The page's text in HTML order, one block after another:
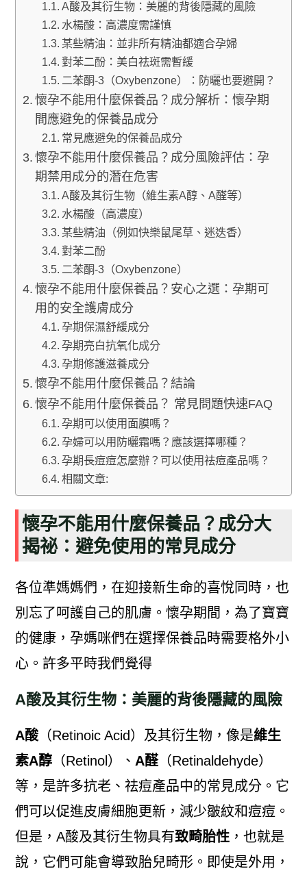
A酸及其衍生物：美麗的背後隱藏的風險
水楊酸：高濃度需謹慎
某些精油：並非所有精油都適合孕婦
對苯二酚：美白祛斑需暫緩
二苯酮-3（Oxybenzone）：防曬也要避開？
懷孕不能用什麼保養品？成分解析：懷孕期
間應避免的保養品成分
常見應避免的保養品成分
懷孕不能用什麼保養品？成分風險評估：孕
期禁用成分的潛在危害
A酸及其衍生物（維生素A醇、A醛等）
水楊酸（高濃度）
某些精油（例如快樂鼠尾草、迷迭香）
對苯二酚
二苯酮-3（Oxybenzone）
懷孕不能用什麼保養品？安心之選：孕期可
用的安全護膚成分
孕期保濕舒緩成分
孕期亮白抗氧化成分
孕期修護滋養成分
懷孕不能用什麼保養品？結論
懷孕不能用什麼保養品？ 常見問題快速FAQ
孕期可以使用面膜嗎？
孕婦可以用防曬霜嗎？應該選擇哪種？
孕期長痘痘怎麼辦？可以使用祛痘產品嗎？
相關文章:
懷孕不能用什麼保養品？成分大
揭祕：避免使用的常見成分
各位準媽媽們，在迎接新生命的喜悅同時，也
別忘了呵護自己的肌膚。懷孕期間，為了寶寶
的健康，孕媽咪們在選擇保養品時需要格外小
心。許多平時我們覺得
A酸及其衍生物：美麗的背後隱藏的風險
A酸（Retinoic Acid）及其衍生物，像是維生
素A醇（Retinol）、 A醛（Retinaldehyde）
等，是許多抗老、祛痘產品中的常見成分。它
們可以促進皮膚細胞更新，減少皺紋和痘痘。
但是，A酸及其衍生物具有致畸胎性，也就是
說，它們可能會導致胎兒畸形。即使是外用，